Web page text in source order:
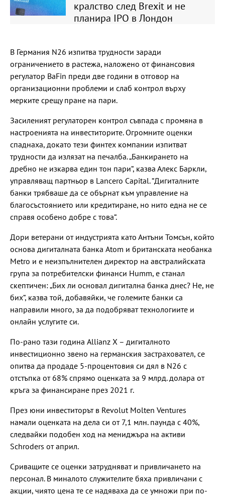
кралство след Brexit и не
планира IPO в Лондон
В Германия N26 изпитва трудности заради
ограничението в растежа, наложено от финансовия
регулатор BaFin преди две години в отговор на
организационни проблеми и слаб контрол върху
мерките срещу пране на пари.
Засиленият регулаторен контрол съвпада с промяна в
настроенията на инвеститорите. Огромните оценки
спаднаха, докато тези финтех компании изпитват
трудности да излязат на печалба. „Банкирането на
дребно не изкарва един тон пари“, казва Алекс Баркли,
управляващ партньор в Lancero Capital. “Дигиталните
банки трябваше да се обърнат към управление на
благосъстоянието или кредитиране, но нито една не се
справя особено добре с това“.
Дори ветерани от индустрията като Антъни Томсън, който
основа дигиталната банка Atom и британската необанка
Metro и е неизпълнителен директор на австралийската
група за потребителски финанси Humm, е станал
скептичен: „Бих ли основал дигитална банка днес? Не, не
бих“, казва той, добавяйки, че големите банки са
направили много, за да подобряват технологиите и
онлайн услугите си.
По-рано тази година Allianz X – дигиталното
инвестиционно звено на германския застраховател, се
опитва да продаде 5-процентовия си дял в N26 с
отстъпка от 68% спрямо оценката за 9 млрд. долара от
кръга за финансиране през 2021 г.
През юни инвеститорът в Revolut Molten Ventures
намали оценката на дела си от 7,1 млн. паунда с 40%,
следвайки подобен ход на мениджъра на активи
Schroders от април.
Сриващите се оценки затрудняват и привличането на
персонал. В миналото служителите бяха привличани с
акции, чиято цена те се надяваха да се умножи при по-